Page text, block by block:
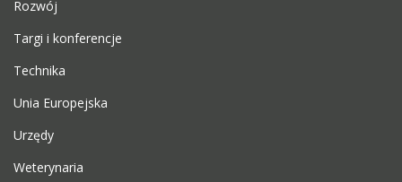
Rozwój
Targi i konferencje
Technika
Unia Europejska
Urzędy
Weterynaria